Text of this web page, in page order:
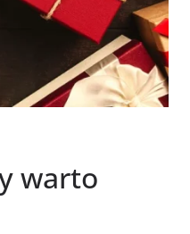
warto